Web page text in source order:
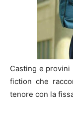
Casting e provini
fiction che
tenore con la